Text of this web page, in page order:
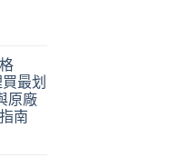
最划
原廠
南